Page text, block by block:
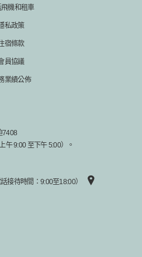
機和租車
私政策
宿條款
員協議
業績公佈
7408
午 9:00 至下午 5:00）。
接待時間：9:00至18:00）